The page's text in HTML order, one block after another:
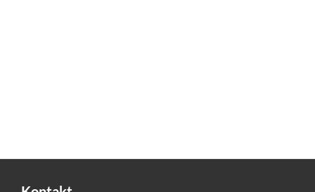
kinesiske digte.